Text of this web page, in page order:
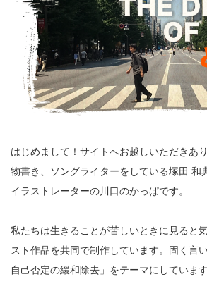
はじめまして！サイトへお越しいただきあ
物書き、ソングライターをしている塚田 和
イラストレーターの川口のかっぱです。
私たちは生きることが苦しいときに見ると
スト作品を共同で制作しています。固く言
自己否定の緩和除去」をテーマにしています